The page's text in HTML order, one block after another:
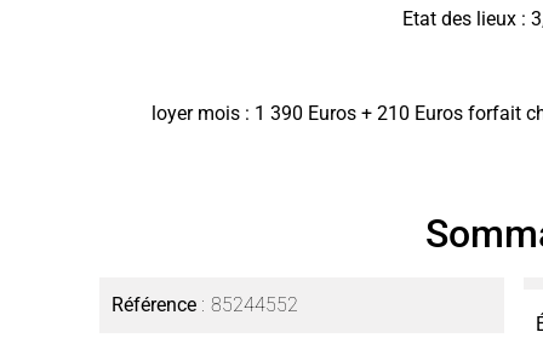
Etat des lieux :
loyer mois : 1 390 Euros + 210 Euros forfait
Référence 85244552